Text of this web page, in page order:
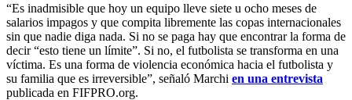
“Es inadmisible que hoy un equipo lleve siete u ocho meses de
salarios impagos y que compita libremente las copas internacionales
sin que nadie diga nada. Si no se paga hay que encontrar la forma de
decir “esto tiene un límite”. Si no, el futbolista se transforma en una
víctima. Es una forma de violencia económica hacia el futbolista y
su familia que es irreversible”, señaló Marchi en una entrevista
publicada en FIFPRO.org.